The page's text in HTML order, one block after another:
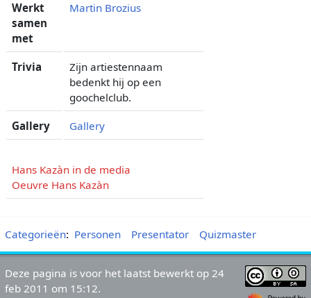
Werkt
samen
met
Martin Brozius
Trivia
Zijn artiestennaam
bedenkt hij op een
goochelclub.
Gallery Gallery
Hans Kazàn in de media
Oeuvre Hans Kazàn
Categorieën: Personen Presentator Quizmaster
Deze pagina is voor het laatst bewerkt op 24
feb 2011 om 15:12.